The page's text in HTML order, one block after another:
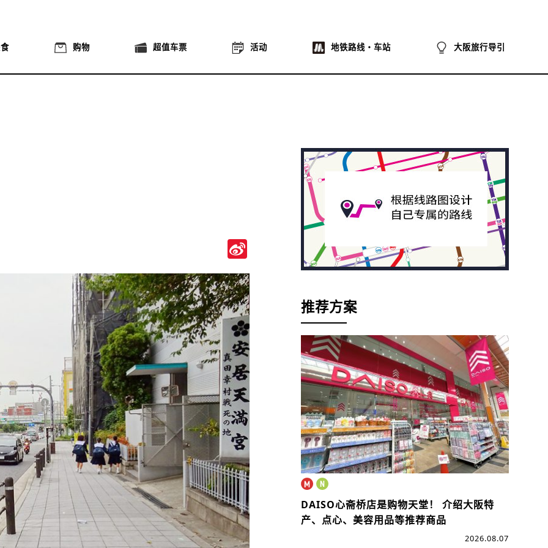
购物 超值车票 活动 地铁路线・车站 大阪旅行导引
Weibo
推荐方案
DAISO心斋桥店是购物天堂！介绍大阪特
产、点心、美容用品等推荐商品
2026.08.07